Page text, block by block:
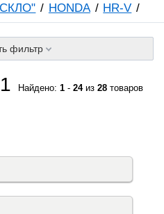
HONDA HR-V
фильтр
Найдено: 1 - 24из 28 товаров